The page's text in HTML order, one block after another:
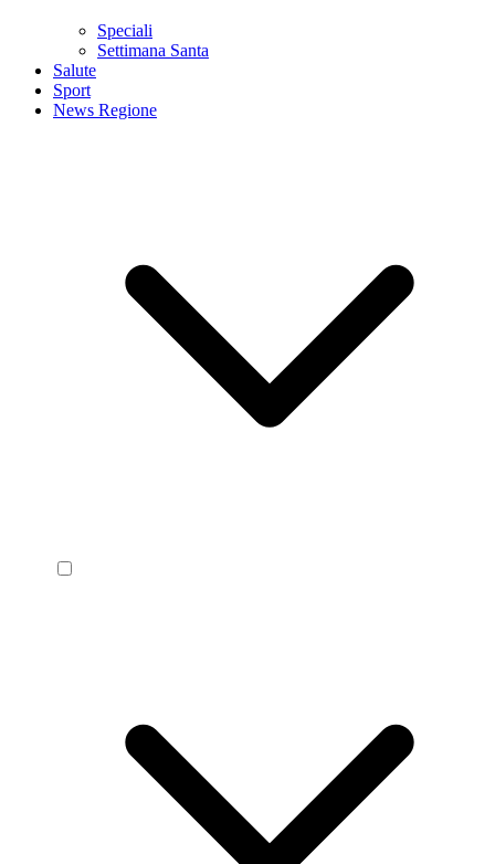
Speciali
Settimana Santa
Salute
Sport
News Regione